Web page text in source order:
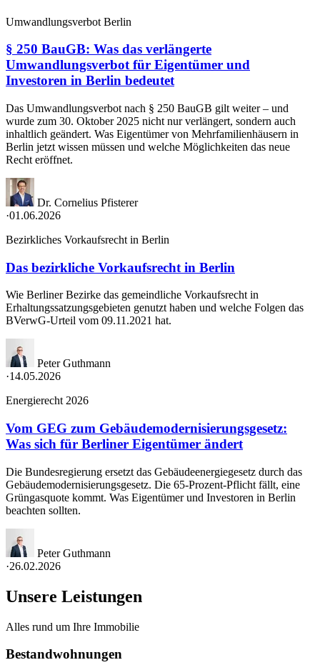
Umwandlungsverbot Berlin
§ 250 BauGB: Was das verlängerte
Umwandlungsverbot für Eigentümer und
Investoren in Berlin bedeutet
Das Umwandlungsverbot nach § 250 BauGB gilt weiter – und
wurde zum 30. Oktober 2025 nicht nur verlängert, sondern auch
inhaltlich geändert. Was Eigentümer von Mehrfamilienhäusern in
Berlin jetzt wissen müssen und welche Möglichkeiten das neue
Recht eröffnet.
Dr. Cornelius Pfisterer
·01.06.2026
Bezirkliches Vorkaufsrecht in Berlin
Das bezirkliche Vorkaufsrecht in Berlin
Wie Berliner Bezirke das gemeindliche Vorkaufsrecht in
Erhaltungssatzungsgebieten genutzt haben und welche Folgen das
BVerwG-Urteil vom 09.11.2021 hat.
Peter Guthmann
·14.05.2026
Energierecht 2026
Vom GEG zum Gebäudemodernisierungsgesetz:
Was sich für Berliner Eigentümer ändert
Die Bundesregierung ersetzt das Gebäudeenergiegesetz durch das
Gebäudemodernisierungsgesetz. Die 65-Prozent-Pflicht fällt, eine
Grüngasquote kommt. Was Eigentümer und Investoren in Berlin
beachten sollten.
Peter Guthmann
·26.02.2026
Unsere Leistungen
Alles rund um Ihre Immobilie
Bestandwohnungen